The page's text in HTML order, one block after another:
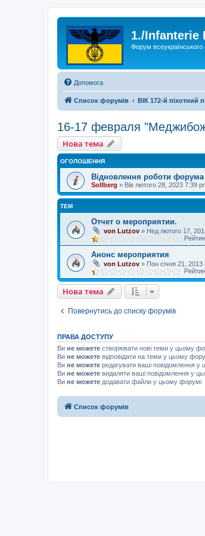
1./Infanterie
Форум всеукраїнського
Допомога
Список форумів ВІК 172-й піхотний
16-17 февраля
Нова тема
ОГОЛОШЕННЯ
Відновлення роботи форума
Sollberg » Вів лютого 28, 2023 7:39
ТЕМ
Отчет о мероприятии.
von Lutzov » Нед лютого 17,
Анонс мероприятия
von Lutzov » Пон січня 21, 2013
Нова тема
Повернутись до списку форумів
ПРАВА ДОСТУПУ
Ви не можете створювати нові теми у цьому
Ви не можете відповідати на теми у цьому
Ви не можете редагувати ваші повідомлення у
Ви не можете видаляти ваші повідомлення у
Ви не можете додавати файли у цьому форумі
Список форумів